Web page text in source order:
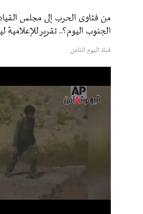
من فتاوى الحرب إلى مجلس
الجنوب اليوم؟.. تقرير للإعلامية
قناة اليوم الثامن